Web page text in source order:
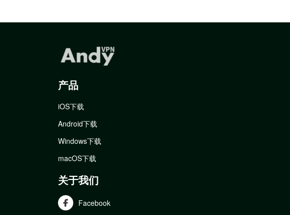
产品
iOS下载
Android下载
Windows下载
macOS下载
关于我们
Facebook